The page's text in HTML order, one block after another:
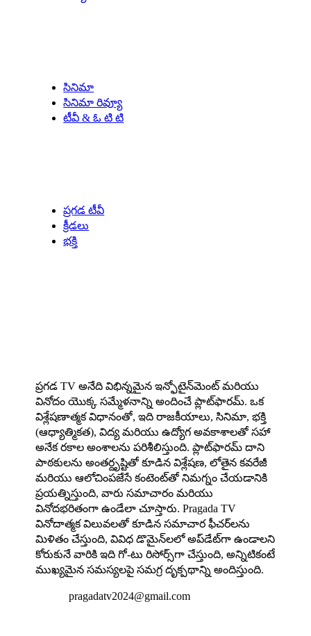
సినిమా
సినిమా రివ్యూ
టీవీ & ఓ టి టి
ప్రగడ టీవీ
క్రీడలు
భక్తి
ప్రగడ TV అనేది విభిన్నమైన ఇన్ఫోటైన్‌మెంట్ మరియు
వినోదం యొక్క సమ్మేళనాన్ని అందించే ప్లాట్‌ఫారమ్. ఒక
విశ్లేషణాత్మక విధానంతో, ఇది రాజకీయాలు, సినిమా, భక్తి
(ఆధ్యాత్మికత), విద్య మరియు ఉద్యోగ అవకాశాలతో సహా
అనేక రకాల అంశాలను పరిశీలిస్తుంది. ప్లాట్‌ఫారమ్ దాని
పాఠకులను అంతర్దృష్టితో కూడిన విశ్లేషణ, లోతైన కవరేజీ
మరియు ఆలోచింపజేసే కంటెంట్‌తో నిమగ్నం చేయడానికి
ప్రయత్నిస్తుంది, వారు సమాచారం మరియు
వినోదభరితంగా ఉండేలా చూస్తారు. Pragada TV
వినోదాత్మక విలువలతో కూడిన సమాచార ఫీచర్‌లను
మిళితం చేస్తుంది, వివిధ డొమైన్‌లలో అప్‌డేట్‌గా ఉండాలని
కోరుకునే వారికి ఇది గో-టు రిసోర్స్‌గా చేస్తుంది, అన్నిటికంటే
ముఖ్యమైన సమస్యలపై సమగ్ర దృక్పథాన్ని అందిస్తుంది.
pragadatv2024@gmail.com